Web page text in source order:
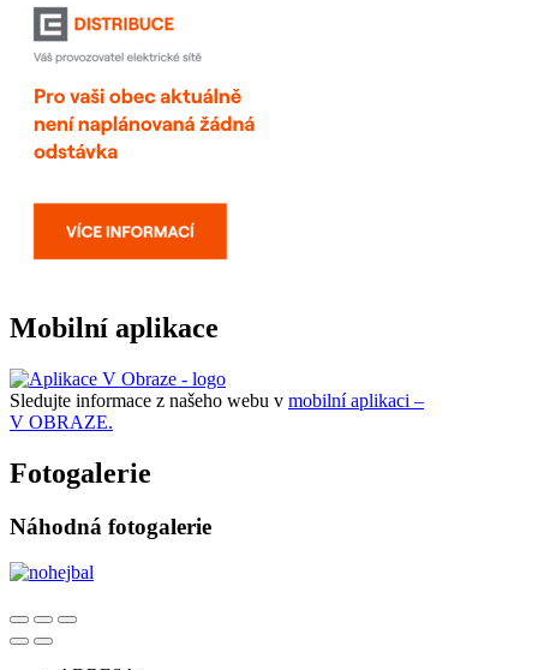
Mobilní aplikace
Sledujte informace z našeho webu v mobilní aplikaci –
V OBRAZE.
Fotogalerie
Náhodná fotogalerie